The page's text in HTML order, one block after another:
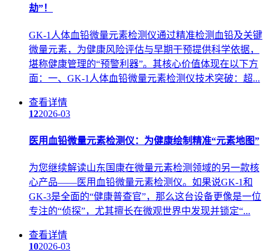
劫”！
GK-1人体血铅微量元素检测仪通过精准检测血铅及关键
微量元素，为健康风险评估与早期干预提供科学依据，
堪称健康管理的“预警利器”。其核心价值体现在以下方
面：一、GK-1人体血铅微量元素检测仪技术突破：超...
查看详情
122026-03
医用血铅微量元素检测仪：为健康绘制精准“元素地图”
为您继续解读山东国康在微量元素检测领域的另一款核
心产品——医用血铅微量元素检测仪。如果说GK-1和
GK-3是全面的“健康普查官”，那么这台设备更像是一位
专注的“侦探”，尤其擅长在微观世界中发现并锁定“...
查看详情
102026-03